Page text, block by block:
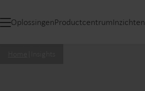
OplossingenProductcentrumInzichten